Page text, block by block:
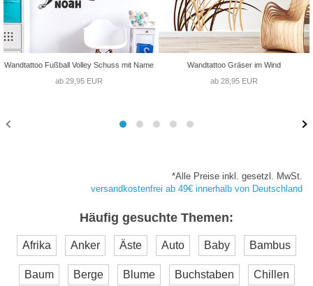
Wandtattoo Fußball Volley Schuss mit Name
ab 29,95 EUR
Wandtattoo Gräser im Wind
ab 28,95 EUR
*Alle Preise inkl. gesetzl. MwSt.
versandkostenfrei ab 49€ innerhalb von Deutschland
Häufig gesuchte Themen:
Afrika Anker Äste Auto Baby Bambus
Baum Berge Blume Buchstaben Chillen